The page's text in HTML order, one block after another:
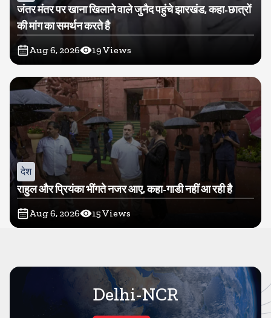
जंतर मंतर पर खाना खिलाने वाले जुनैद पहुंचे झारखंड, कहा-छात्रों
की मांग का समर्थन करते है
Aug 6, 2026 19Views
देश
राहुल और प्रियंका भींगते नजर आए, कहा-गाडी नहीं आ रही है
Aug 6, 2026 15Views
Delhi-NCR